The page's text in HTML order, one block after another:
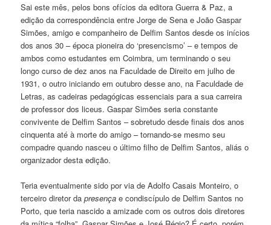
Sai este mês, pelos bons ofícios da editora Guerra & Paz, a
edição da correspondência entre Jorge de Sena e João Gaspar
Simões, amigo e companheiro de Delfim Santos desde os inícios
dos anos 30 – época pioneira do ‘presencismo’ – e tempos de
ambos como estudantes em Coimbra, um terminando o seu
longo curso de dez anos na Faculdade de Direito em julho de
1931, o outro iniciando em outubro desse ano, na Faculdade de
Letras, as cadeiras pedagógicas essenciais para a sua carreira
de professor dos liceus. Gaspar Simões seria constante
convivente de Delfim Santos – sobretudo desde finais dos anos
cinquenta até à morte do amigo – tornando-se mesmo seu
compadre quando nasceu o último filho de Delfim Santos, aliás o
organizador desta edição.
Teria eventualmente sido por via de Adolfo Casais Monteiro, o
terceiro diretor dapresença e condiscípulo de Delfim Santos no
Porto, que teria nascido a amizade com os outros dois diretores